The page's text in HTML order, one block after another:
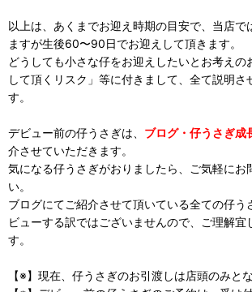
以上は、あくまでお迎え時期の目安で、当店で
ますが生後60〜90日でお迎えして頂きます。
どうしても小さな仔をお迎えしたいとお考えの
して頂くリスク」等に付きまして、全て説明さ
す。
デビュー前の仔うさぎは、 ブログ・仔うさぎ成
介させていただきます。
気になる仔うさぎがおりましたら、ご気軽にお
い。
ブログにてご紹介させて頂いている全ての仔う
ビューする訳ではございませんので、ご理解宜
す。
【※】現在、仔うさぎのお引渡しは店頭のみと